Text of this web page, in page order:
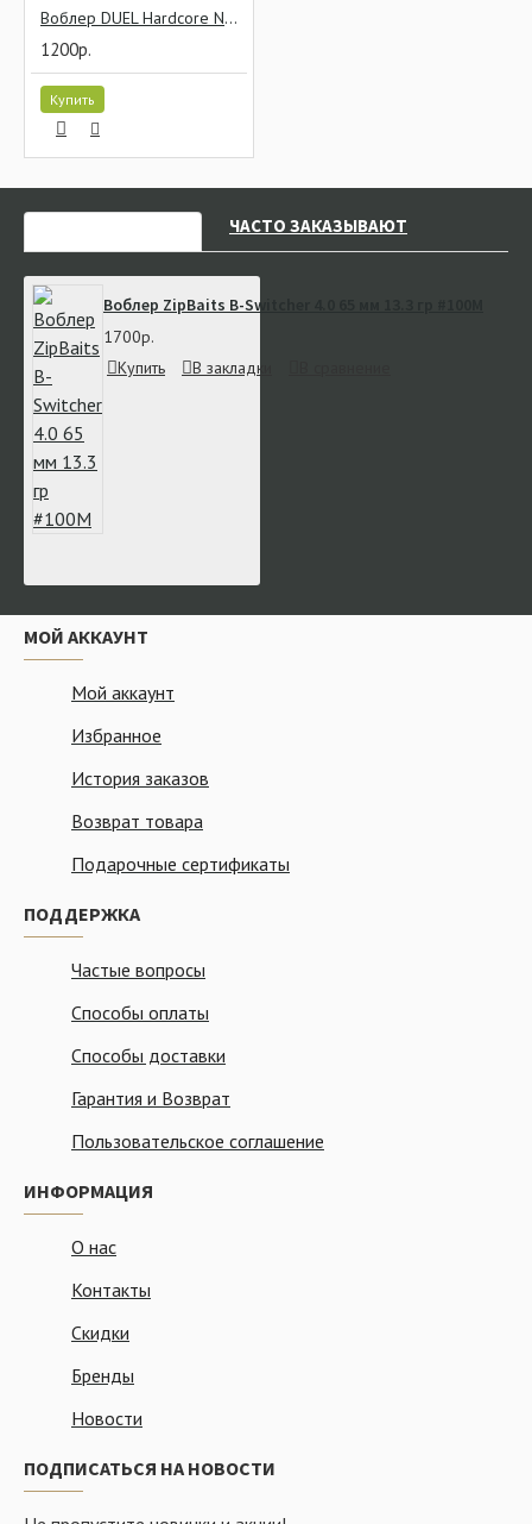
Воблер DUEL Hardcore NOI-Z 105F 28 гр HCLP
1200р.
Купить
ЧАСТО ЗАКАЗЫВАЮТ
Воблер ZipBaits B-Switcher 4.0 65 мм 13.3 гр #100M
1700р.
Купить
В закладки
МОЙ АККАУНТ
Мой аккаунт
Избранное
История заказов
Возврат товара
Подарочные сертификаты
ПОДДЕРЖКА
Частые вопросы
Способы оплаты
Способы доставки
Гарантия и Возврат
Пользовательское соглашение
ИНФОРМАЦИЯ
О нас
Контакты
Скидки
Бренды
Новости
ПОДПИСАТЬСЯ НА НОВОСТИ